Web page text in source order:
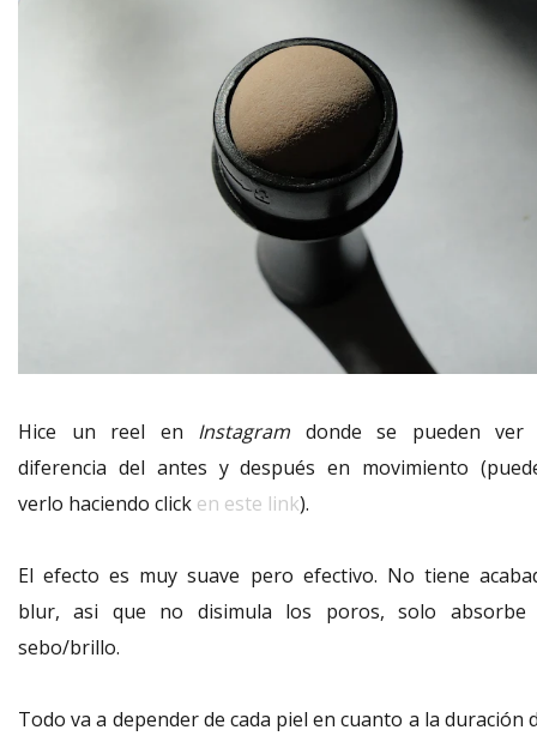
Hice un reel en Instagram donde se pueden ver
diferencia del antes y después en movimiento
verlo haciendo click en este link).
El efecto es muy suave pero efectivo. No tiene
blur, asi que no disimula los poros, solo absorbe
sebo/brillo.
Todo va a depender de cada piel en cuanto a la duración